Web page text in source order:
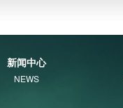
新闻中心
NEWS